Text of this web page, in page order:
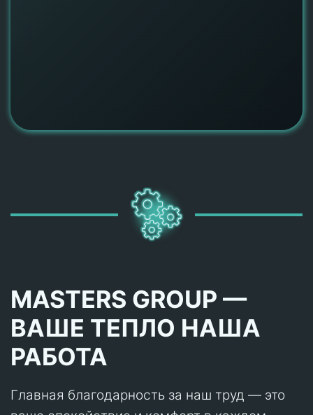
MASTERS GROUP —
ВАШЕ ТЕПЛО НАША
РАБОТА
Главная благодарность за наш труд — это